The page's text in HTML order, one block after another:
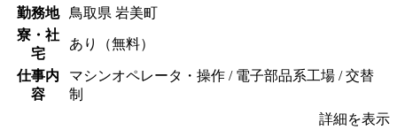
勤務地
鳥取県 岩美町
寮・社
宅
あり（無料）
仕事内
容
マシンオペレータ・操作 / 電子部品系工場 / 交替
制
詳細を表示